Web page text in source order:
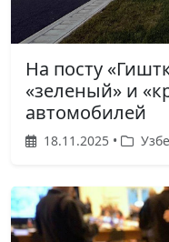
На посту
«зеленый» и
автомобилей
18.11.2025 •